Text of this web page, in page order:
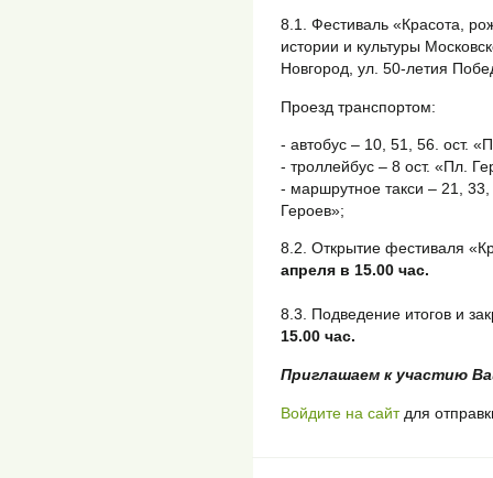
8.1. Фестиваль «Красота,
истории и культуры
Новгород, ул. 50-летия
Проезд транспортом:
- автобус – 10, 51, 56. ост.
- троллейбус – 8 ост. «Пл.
- маршрутное такси – 21,
Героев»;
8.2. Открытие фестиваля
апреля в 15.00 час.
8.3. Подведение итогов и
15.00 час.
Приглашаем к участию
Войдите на сайтдля